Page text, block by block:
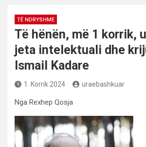
TË NDRYSHME
Të hënën, më 1 korrik,
jeta intelektuali dhe
Ismail Kadare
1. Korrik 2024 uraebashkuar
Nga Rexhep Qosja